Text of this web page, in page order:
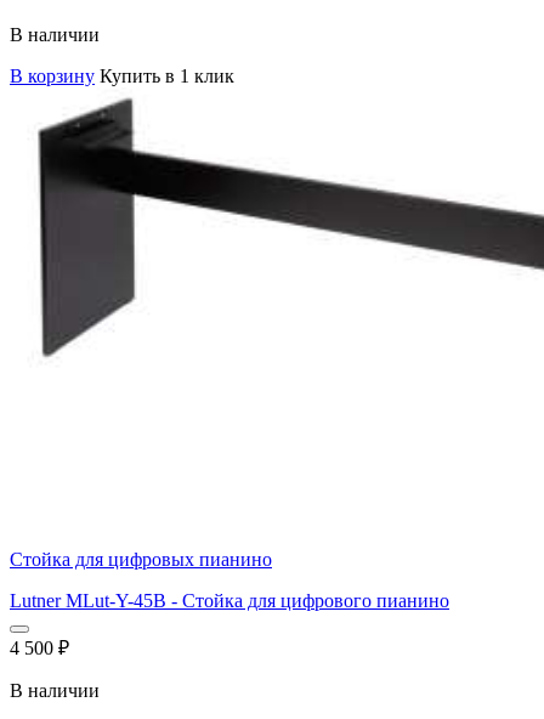
В наличии
В корзину Купить в 1 клик
Стойка для цифровых пианино
Lutner MLut-Y-45B - Стойка для цифрового пианино
4 500 ₽
В наличии